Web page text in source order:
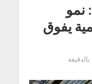
نمو
يفوق